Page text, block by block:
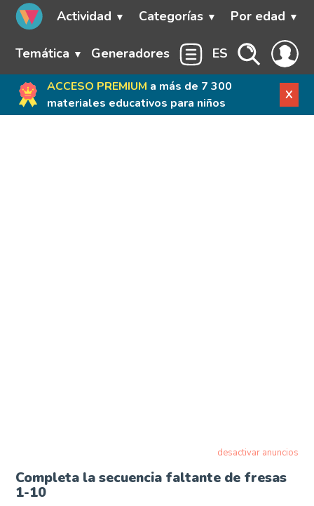
Actividad Categorías Por edad
Temática Generadores ES
ACCESO PREMIUM a más de 7 300
materiales educativos para niños
X
desactivar anuncios
Completa la secuencia faltante de fresas
1-10